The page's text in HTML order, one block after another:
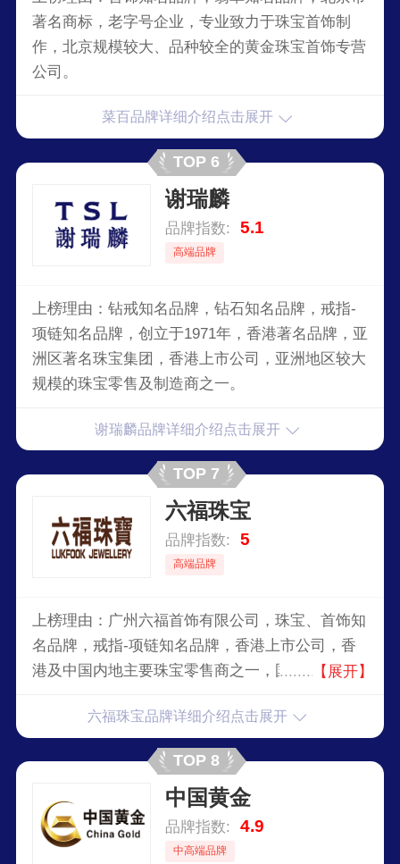
著名商标，老字号企业，专业致力于珠宝首饰制
作，北京规模较大、品种较全的黄金珠宝首饰专营
公司。
菜百品牌详细介绍点击展开
TOP 6
谢瑞麟
品牌指数: 5.1
高端品牌
上榜理由：钻戒知名品牌，钻石知名品牌，戒指-
项链知名品牌，创立于1971年，香港著名品牌，亚
洲区著名珠宝集团，香港上市公司，亚洲地区较大
规模的珠宝零售及制造商之一。
谢瑞麟品牌详细介绍点击展开
TOP 7
六福珠宝
品牌指数: 5
高端品牌
上榜理由：广州六福首饰有限公司，珠宝、首饰知
名品牌，戒指-项链知名品牌，香港上市公司，香
港及中国内地主要珠宝零售商之一，国内（含香港
力于珠宝生产的大型集团企业。
【展开】
六福珠宝品牌详细介绍点击展开
TOP 8
中国黄金
品牌指数: 4.9
中高端品牌